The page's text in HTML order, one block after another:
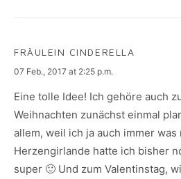
FRÄULEIN CINDERELLA
says:
07 Feb., 2017 at 2:25 p.m.
Eine tolle Idee! Ich gehöre auch
Weihnachten zunächst einmal
allem, weil ich ja auch immer
Herzengirlande hatte ich bisher
super 🙂 Und zum Valentinstag,